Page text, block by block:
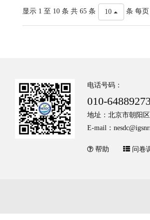
显示 1 至 10 条 共 65 条 10 条 每页
电话号码：
010-64889273
地址：北京市朝阳
E-mail：
帮助 问卷